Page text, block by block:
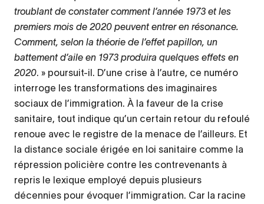
troublant de constater comment l’année 1973 et les
premiers mois de 2020 peuvent entrer en résonance.
Comment, selon la théorie de l’effet papillon, un
battement d’aile en 1973 produira quelques effets en
2020. » poursuit-il. D’une crise à l’autre, ce numéro
interroge les transformations des imaginaires
sociaux de l’immigration. À la faveur de la crise
sanitaire, tout indique qu’un certain retour du refoulé
renoue avec le registre de la menace de l’ailleurs. Et
la distance sociale érigée en loi sanitaire comme la
répression policière contre les contrevenants à
repris le lexique employé depuis plusieurs
décennies pour évoquer l’immigration. Car la racine